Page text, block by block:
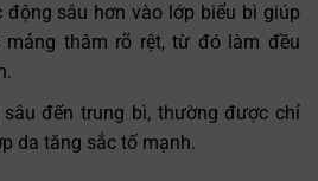
động sâu hơn vào lớp biểu bì giúp
mảng thâm rõ rệt, từ đó làm đều
sâu đến trung bì, thường được chỉ
da tăng sắc tố mạnh.